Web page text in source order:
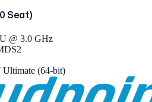
Seat)
@ 3.0 GHz
Ultimate (64-bit)